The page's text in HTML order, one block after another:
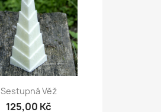
Sestupná Věž
125,00 Kč